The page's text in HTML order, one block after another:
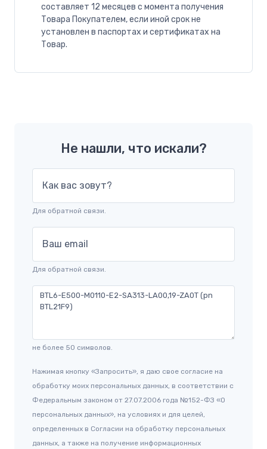
составляет 12 месяцев с момента получения
Товара Покупателем, если иной срок не
установлен в паспортах и сертификатах на
Товар.
Не нашли, что искали?
Как вас зовут?
Для обратной связи.
Ваш email
Для обратной связи.
не более 50 символов.
Нажимая кнопку «Запросить», я даю свое согласие на
обработку моих персональных данных, в соответствии с
Федеральным законом от 27.07.2006 года №152-ФЗ «О
персональных данных», на условиях и для целей,
определенных в Согласии на обработку персональных
данных, а также на получение информационных